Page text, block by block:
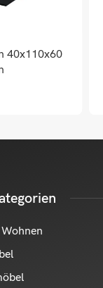
40x110x60